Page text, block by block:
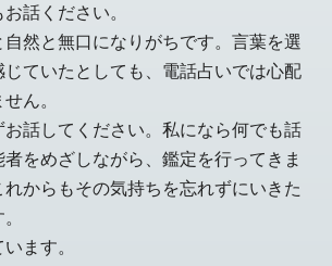
話ください。
自然と無口になりがちです。言葉を選
ていたとしても、電話占いでは心配
ん。
お話してください。私になら何でも話
をめざしながら、鑑定を行ってきま
れからもその気持ちを忘れずにいきた
ます。